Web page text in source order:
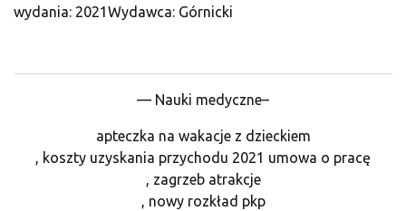
wydania: 2021Wydawca: Górnicki
— Nauki medyczne–
apteczka na wakacje z dzieckiem
, koszty uzyskania przychodu 2021 umowa o pracę
, zagrzeb atrakcje
, nowy rozkład pkp